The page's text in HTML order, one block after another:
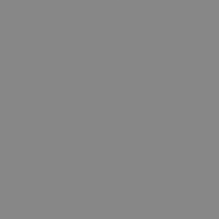
van de
de sessiestatus
van
onthouden om
te verbeteren.